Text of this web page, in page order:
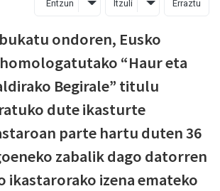
Entzun Itzuli Erraztu
ondoren, Eusko
“Haur eta
Begirale” titulu
dute ikasturte
parte hartu duten 36
zabalik dago datorren
ikastarorako izena emateko